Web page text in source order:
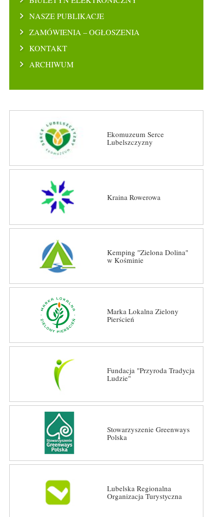
NASZE PUBLIKACJE
ZAMÓWIENIA – OGŁOSZENIA
KONTAKT
ARCHIWUM
Ekomuzeum Serce
Lubelszczyzny
Kraina Rowerowa
Kemping "Zielona Dolina"
w Kośminie
Marka Lokalna Zielony
Pierścień
Fundacja "Przyroda Tradycja
Ludzie"
Stowarzyszenie Greenways
Polska
Lubelska Regionalna
Organizacja Turystyczna